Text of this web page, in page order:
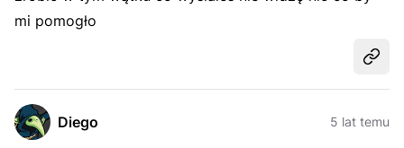
mi pomogło
Diego 5 lat temu